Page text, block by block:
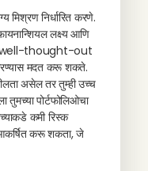
मिश्रण निर्धारित करणे.
लक्ष्य आणि
well-thought-out
मदत करू शकते.
असेल तर तुम्ही उच्च
तुमच्या पोर्टफोलिओचा
कमी रिस्क
करू शकता, जे